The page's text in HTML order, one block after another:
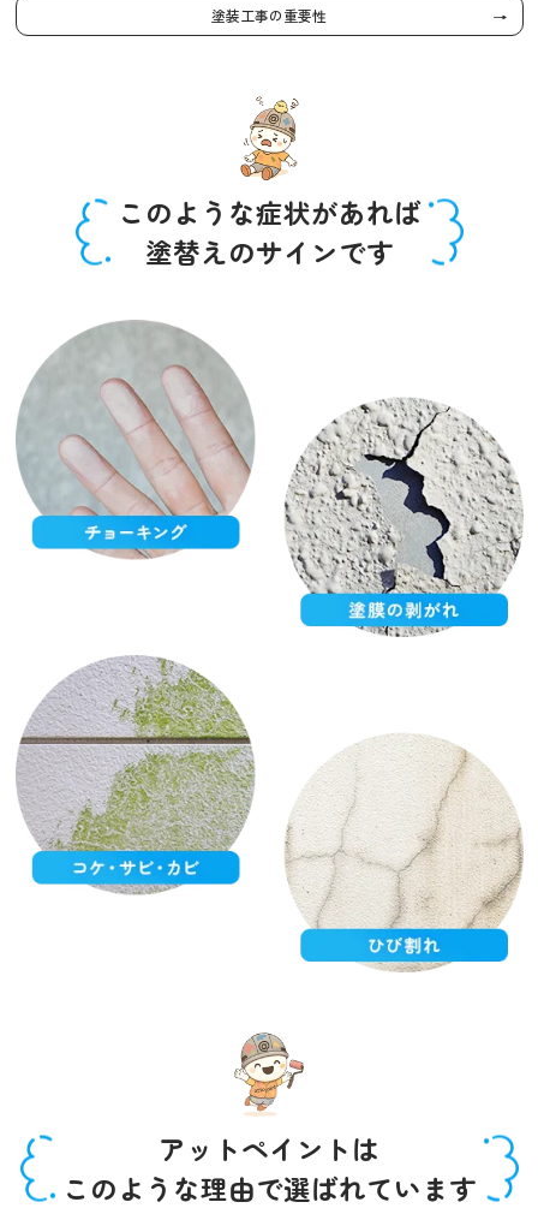
塗装工事の重要性
このような症状があれば
塗替えのサインです
アットペイントは
このような理由で選ばれています